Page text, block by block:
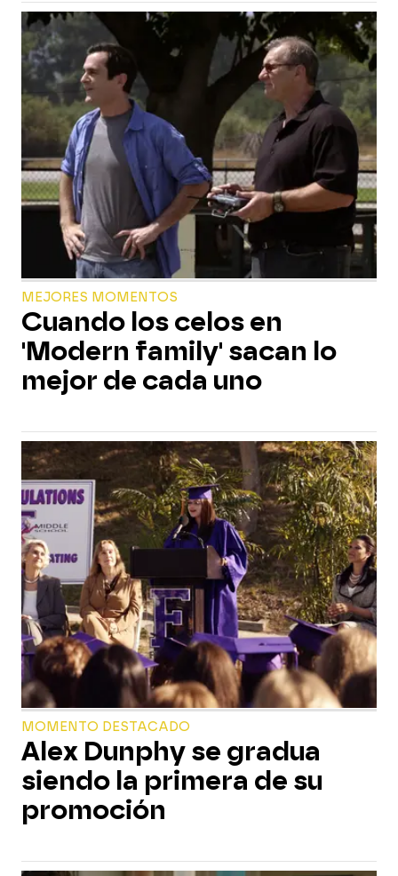
MEJORES MOMENTOS
Cuando los celos en
'Modern family' sacan lo
mejor de cada uno
MOMENTO DESTACADO
Alex Dunphy se gradua
siendo la primera de su
promoción